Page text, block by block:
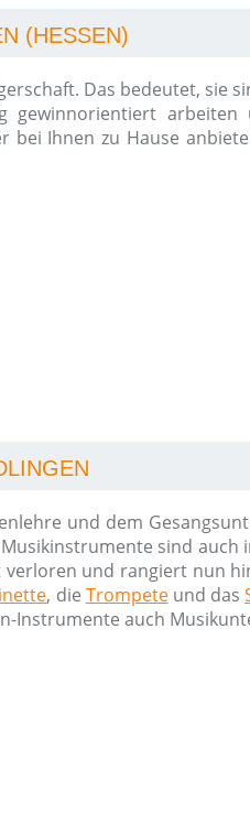
(HESSEN)
Das bedeutet, sie
Ihnen zu Hause
und dem
sind auch
verloren und rangiert nun
, die Trompeteund das
Instrumente auch